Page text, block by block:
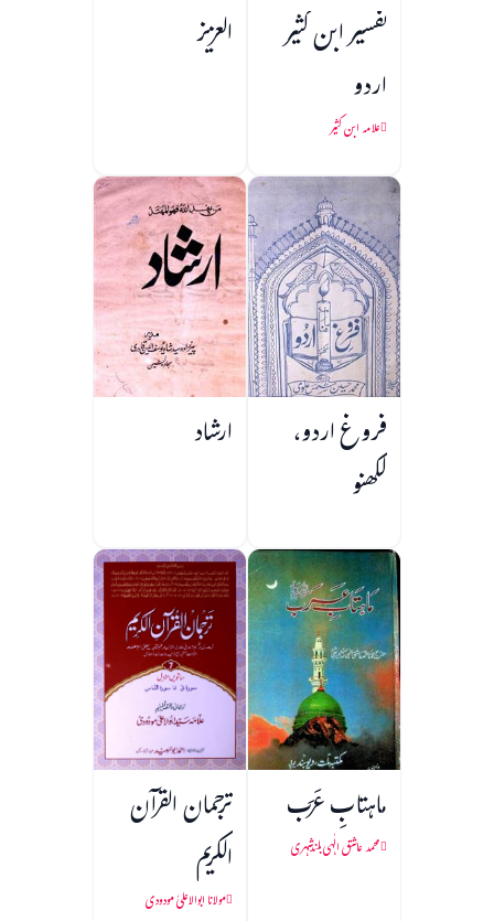
تفسیر ابن کثیر
اردو
علامہ ابن کثیر
العزیز
فروغ اردو،
لکھنو
ارشاد
ماہتابِ عَرَب
محمد عاشق الٰہی بلندشہری
ترجمان القرآن
الکریم
مولانا ابوالاعلیٰ مودودی